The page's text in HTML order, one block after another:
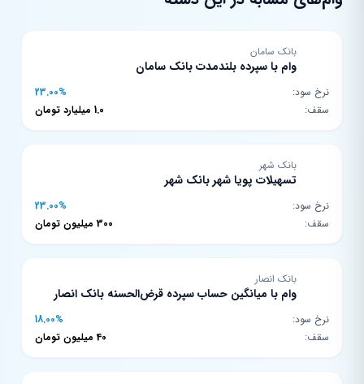
بانک سامان
وام با سپرده بلندمدت بانک سامان
نرخ سود:
23.00%
سقف:
1.0 میلیارد تومان
بانک شهر
تسهیلات پویا شهر بانک شهر
نرخ سود:
23.00%
سقف:
300 میلیون تومان
بانک انصار
وام با میانگین حساب سپرده قرض‌الحسنه بانک انصار
نرخ سود:
18.00%
سقف:
40 میلیون تومان